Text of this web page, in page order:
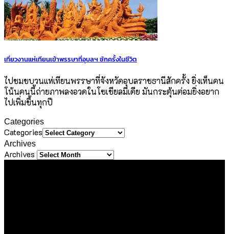
เที่ยวงานแห่เทียนเข้าพรรษาที่อุบลฯ ซักครั้งในชีวิต
ไปชมขบวนแห่เทียนพรรษาที่จังหวัดอุบลราชธานีสักครั้ง ยิ่งเห็นคน
โน้นคนนี้ถ่ายภาพลงอวดในโซเชียลมีเดีย มันกระตุ้นต่อมยิ่งอยาก
ไปเพิ่มขึ้นทุกปี
Categories
Categories
Archives
Archives